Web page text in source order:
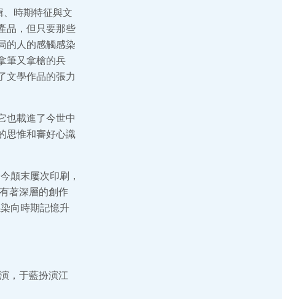
時期特征與文
品，但只要那些
的人的感觸感染
筆又拿槍的兵
文學作品的張力
也載進了今世中
思惟和審好心識
顛末屢次印刷，
著深層的創作
向時期記憶升
，于藍扮演江